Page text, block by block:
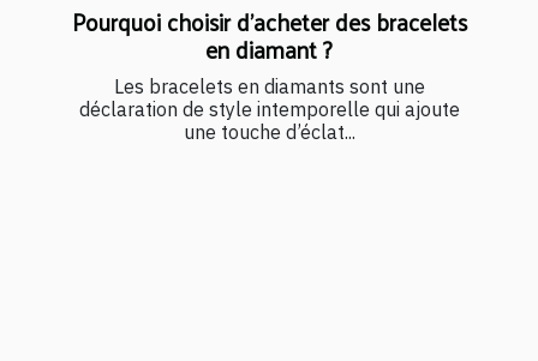
Pourquoi choisir d’acheter des bracelets
en diamant ?
Les bracelets en diamants sont une
déclaration de style intemporelle qui ajoute
une touche d’éclat...